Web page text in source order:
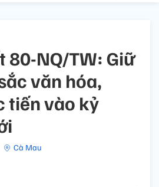
80-NQ/TW: Giữ
văn hóa,
tiến vào kỷ
Cà Mau